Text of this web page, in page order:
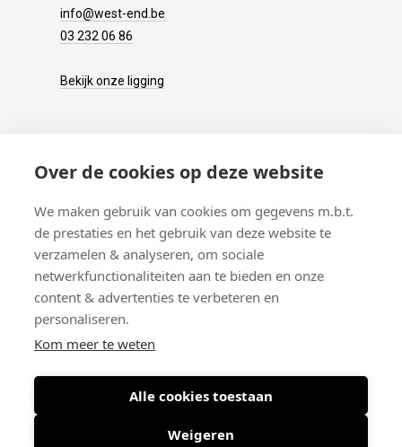
Over de cookies op deze website
We maken gebruik van cookies om gegevens m.b.t.
de prestaties en het gebruik van deze website te
verzamelen & analyseren, om sociale
netwerkfunctionaliteiten aan te bieden en onze
content & advertenties te verbeteren en
personaliseren.
Kom meer te weten
Alle cookies toestaan
Weigeren
info@west-end.be
03 232 06 86
Bekijk onze ligging
Verzenden
Retourneren
Betalen
Veelgestelde vragen
© 2026 West-End BV-Meir 75, 2000 Antwerpen (België)
Algemene voorwaarden